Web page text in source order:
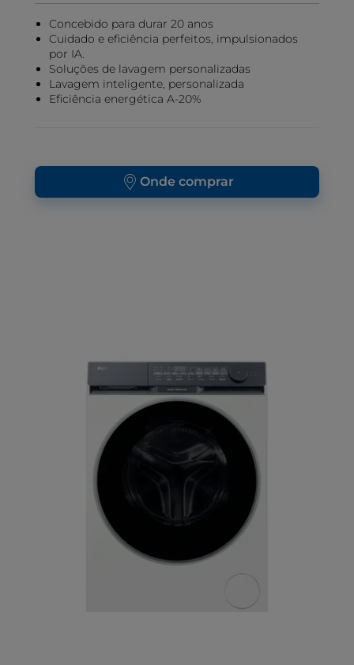
Concebido para durar 20 anos
Cuidado e eficiência perfeitos, impulsionados
por IA.
Soluções de lavagem personalizadas
Lavagem inteligente, personalizada
Eficiência energética A-20%
Onde comprar